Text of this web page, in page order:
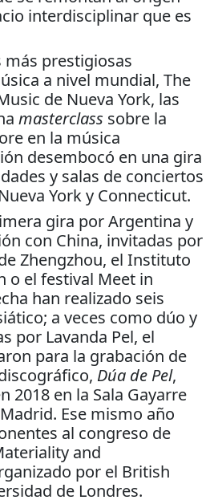
interdisciplinar que es
más prestigiosas
a nivel mundial, The
de Nueva York, las
masterclass sobre la
en la música
desembocó en una gira
y salas de conciertos
York y Connecticut.
gira por Argentina y
con China, invitadas por
Zhengzhou, el Instituto
o el festival Meet in
han realizado seis
a veces como dúo y
por Lavanda Pel, el
para la grabación de
Dúa de Pel,
2018 en la Sala Gayarre
Ese mismo año
al congreso de
and
por el British
de Londres.